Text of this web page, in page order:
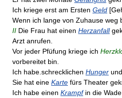
Ich kriege erst am Ersten Geld
Wenn ich lange von Zuhause weg
II Die Frau hat einen Herzanfall
Arzt anrufen.
Vor jeder Pfüfung kriege ich
vorbereitet bin.
Ich habe.schrecklichen Hunger
Sie hat eine Karte fürs Theater
Ich habe einen Krampf in die